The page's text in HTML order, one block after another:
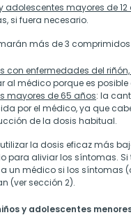
adolescentes mayores de 12
si fuera necesario.
más de 3 comprimidos
con enfermedades del
al médico porque es
mayores de 65 años: la
por el médico, ya que
de la dosis habitual.
utilizar la dosis eficaz más
para aliviar los síntomas.
un médico si los síntomas
(ver sección 2).
y adolescentes